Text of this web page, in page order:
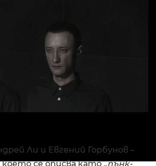
Ли и Евгений Горбунов –
което се описва като„пънк-